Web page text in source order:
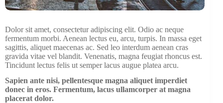
Dolor sit amet, consectetur adipiscing elit. Odio ac neque
fermentum morbi. Aenean lectus eu, arcu, turpis. In massa eget
sagittis, aliquet maecenas ac. Sed leo interdum aenean cras
gravida vitae vel blandit. Venenatis, magna feugiat rhoncus est.
Tincidunt lectus felis ut semper lacus augue platea arcu.
Sapien ante nisi, pellentesque magna aliquet imperdiet
donec in eros. Fermentum, lacus ullamcorper at magna
placerat dolor.